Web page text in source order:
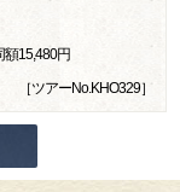
15,480円
［ツアーNo.KHO329］